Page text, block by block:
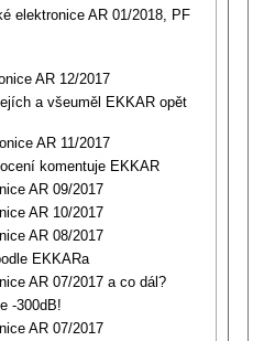
elektronice AR 01/2018, PF
AR 12/2017
a všeuměl EKKAR opět
AR 11/2017
komentuje EKKAR
AR 09/2017
AR 10/2017
AR 08/2017
EKKARa
AR 07/2017 a co dál?
-300dB!
AR 07/2017